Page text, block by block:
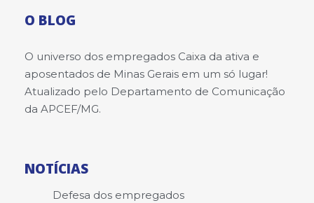
O BLOG
O universo dos empregados Caixa da ativa e
aposentados de Minas Gerais em um só lugar!
Atualizado pelo Departamento de Comunicação
da APCEF/MG.
NOTÍCIAS
Defesa dos empregados